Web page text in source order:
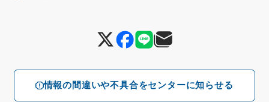
情報の間違いや不具合をセンターに知らせる